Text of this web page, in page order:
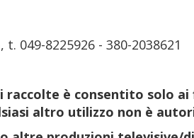
049-8225926 - 380-2038621
raccolte è consentito solo
altro utilizzo non è